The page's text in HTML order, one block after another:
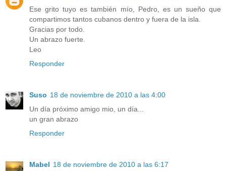
Ese grito tuyo es también mío, Pedro, es un sueño que
compartimos tantos cubanos dentro y fuera de la isla.
Gracias por todo.
Un abrazo fuerte.
Leo
Responder
Suso 18 de noviembre de 2010 a las 4:00
Un día próximo amigo mio, un día...
un gran abrazo
Responder
Mabel 18 de noviembre de 2010 a las 6:17